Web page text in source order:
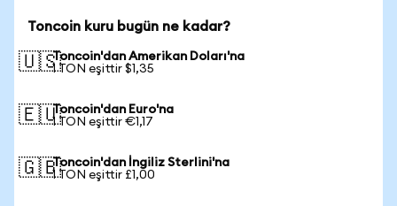
Toncoin kuru bugün ne kadar?
🇺🇸Toncoin'dan Amerikan Doları'na
1 TON eşittir $1,35
🇪🇺Toncoin'dan Euro'na
1 TON eşittir €1,17
🇬🇧Toncoin'dan İngiliz Sterlini'na
1 TON eşittir £1,00